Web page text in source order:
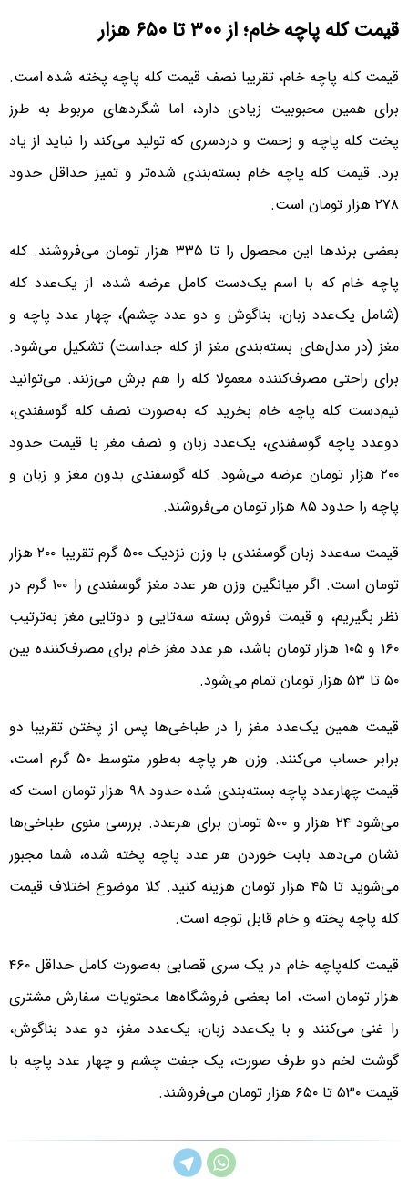
قیمت کله پاچه خام؛ از ۳۰۰ تا ۶۵۰ هزار
قیمت کله پاچه خام، تقریبا نصف قیمت کله پاچه پخته شده است.
برای همین محبوبیت زیادی دارد، اما شگردهای مربوط به طرز
پخت کله پاچه و زحمت و دردسری که تولید می‌کند را نباید از یاد
برد. قیمت کله پاچه خام بسته‌بندی شده‌تر و تمیز حداقل حدود
۲۷۸ هزار تومان است.
بعضی برندها این محصول را تا ۳۳۵ هزار تومان می‌فروشند. کله
پاچه خام که با اسم یک‌دست کامل عرضه شده، از یک‌عدد کله
(شامل یک‌عدد زبان، بناگوش و دو عدد چشم)، چهار عدد پاچه و
مغز (در مدل‌های بسته‌بندی مغز از کله جداست) تشکیل می‌شود.
برای راحتی مصرف‌کننده معمولا کله را هم برش می‌زنند. می‌توانید
نیم‌دست کله پاچه خام بخرید که به‌صورت نصف کله گوسفندی،
دوعدد پاچه گوسفندی، یک‌عدد زبان و نصف مغز با قیمت حدود
۲۰۰ هزار تومان عرضه می‌شود. کله گوسفندی بدون مغز و زبان و
پاچه را حدود ۸۵ هزار تومان می‌فروشند.
قیمت سه‌عدد زبان گوسفندی با وزن نزدیک ۵۰۰ گرم تقریبا ۲۰۰ هزار
تومان است. اگر میانگین وزن هر عدد مغز گوسفندی را ۱۰۰ گرم در
نظر بگیریم، و قیمت فروش بسته سه‌تایی و دوتایی مغز به‌ترتیب
۱۶۰ و ۱۰۵ هزار تومان باشد، هر عدد مغز خام برای مصرف‌کننده بین
۵۰ تا ۵۳ هزار تومان تمام می‌شود.
قیمت همین یک‌عدد مغز را در طباخی‌ها پس از پختن تقریبا دو
برابر حساب می‌کنند. وزن هر پاچه به‌طور متوسط ۵۰ گرم است،
قیمت چهارعدد پاچه بسته‌بندی شده حدود ۹۸ هزار تومان است که
می‌شود ۲۴ هزار و ۵۰۰ تومان برای هرعدد. بررسی منوی طباخی‌ها
نشان می‌دهد بابت خوردن هر عدد پاچه پخته شده، شما مجبور
می‌شوید تا ۴۵ هزار تومان هزینه کنید. کلا موضوع اختلاف قیمت
کله پاچه پخته و خام قابل توجه است.
قیمت کله‌پاچه خام در یک سری قصابی به‌صورت کامل حداقل ۴۶۰
هزار تومان است، اما بعضی فروشگاه‌ها محتویات سفارش مشتری
را غنی می‌کنند و با یک‌عدد زبان، یک‌عدد مغز، دو عدد بناگوش،
گوشت لخم دو طرف صورت، یک جفت چشم و چهار عدد پاچه با
قیمت ۵۳۰ تا ۶۵۰ هزار تومان می‌فروشند.